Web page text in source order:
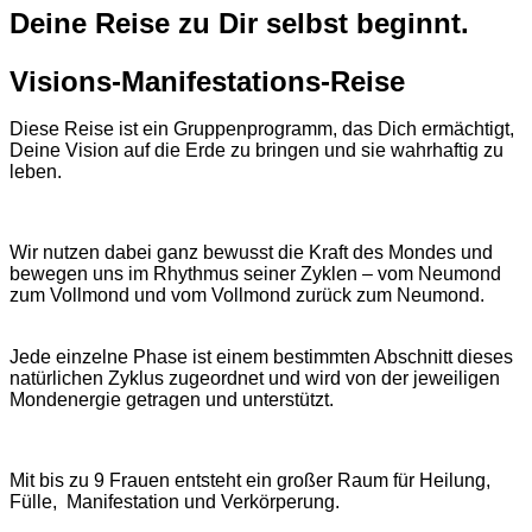
Deine Reise zu Dir selbst beginnt.
Visions-Manifestations-Reise
Diese Reise ist ein Gruppenprogramm, das Dich ermächtigt,
Deine Vision auf die Erde zu bringen und sie wahrhaftig zu
leben.
Wir nutzen dabei ganz bewusst die Kraft des Mondes und
bewegen uns im Rhythmus seiner Zyklen – vom Neumond
zum Vollmond und vom Vollmond zurück zum Neumond.
Jede einzelne Phase ist einem bestimmten Abschnitt dieses
natürlichen Zyklus zugeordnet und wird von der jeweiligen
Mondenergie getragen und unterstützt.
Mit bis zu 9 Frauen entsteht ein großer Raum für Heilung,
Fülle, Manifestation und Verkörperung.